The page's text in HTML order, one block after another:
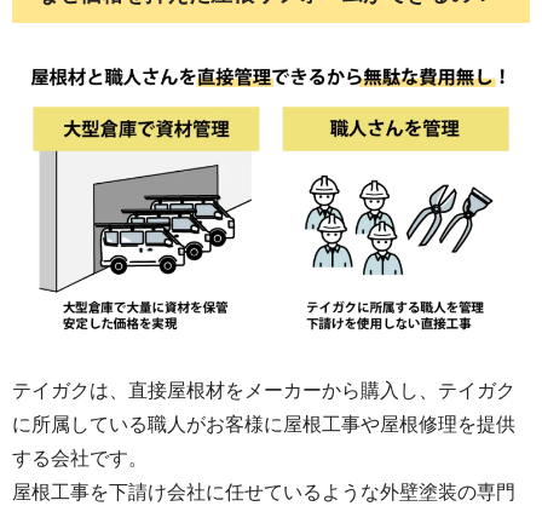
テイガクは、直接屋根材をメーカーから購入し、テイガク
に所属している職人がお客様に屋根工事や屋根修理を提供
する会社です。
屋根工事を下請け会社に任せているような外壁塗装の専門